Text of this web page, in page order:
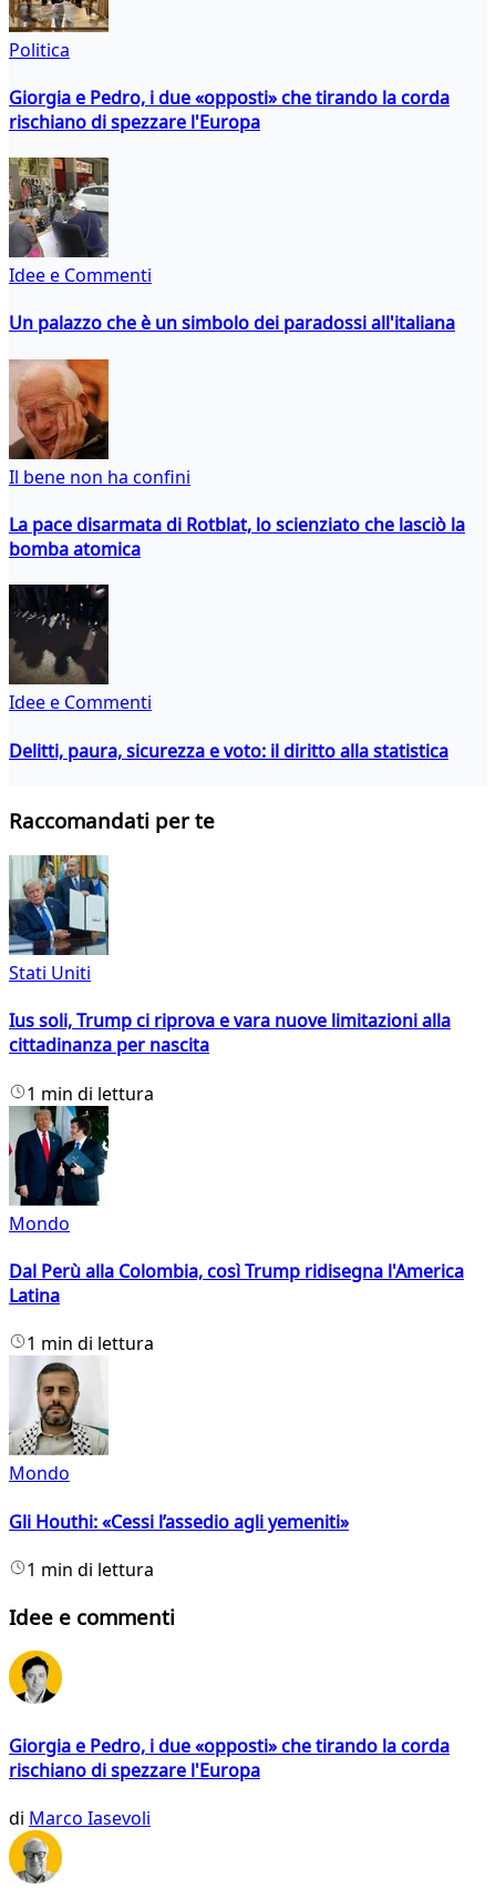
Politica
Giorgia e Pedro, i due «opposti» che tirando la corda
rischiano di spezzare l'Europa
Idee e Commenti
Un palazzo che è un simbolo dei paradossi all'italiana
Il bene non ha confini
La pace disarmata di Rotblat, lo scienziato che lasciò la
bomba atomica
Idee e Commenti
Delitti, paura, sicurezza e voto: il diritto alla statistica
Raccomandati per te
Stati Uniti
Ius soli, Trump ci riprova e vara nuove limitazioni alla
cittadinanza per nascita
1 min di lettura
Mondo
Dal Perù alla Colombia, così Trump ridisegna l'America
Latina
1 min di lettura
Mondo
Gli Houthi: «Cessi l’assedio agli yemeniti»
1 min di lettura
Idee e commenti
Giorgia e Pedro, i due «opposti» che tirando la corda
rischiano di spezzare l'Europa
di Marco Iasevoli